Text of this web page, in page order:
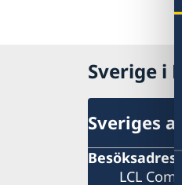
Nolltolerans
Sverige i
Sveriges
LCL